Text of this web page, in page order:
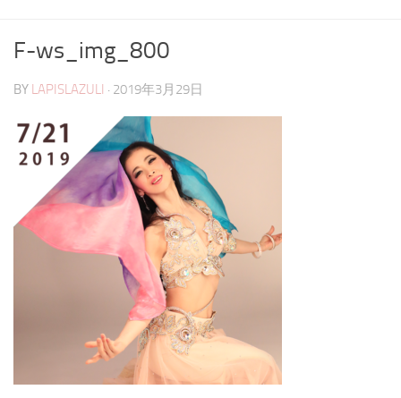
F-ws_img_800
BY LAPISLAZULI · 2019年3月29日